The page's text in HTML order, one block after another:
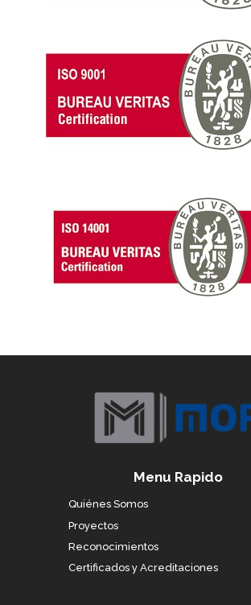
Menu Rapido
Quiénes Somos
Proyectos
Reconocimientos
Certificados y Acreditaciones